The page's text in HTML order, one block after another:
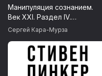
Манипуляция сознанием.
Век XXI. Раздел IV.
Общественные институты и
Сергей Кара-Мурза